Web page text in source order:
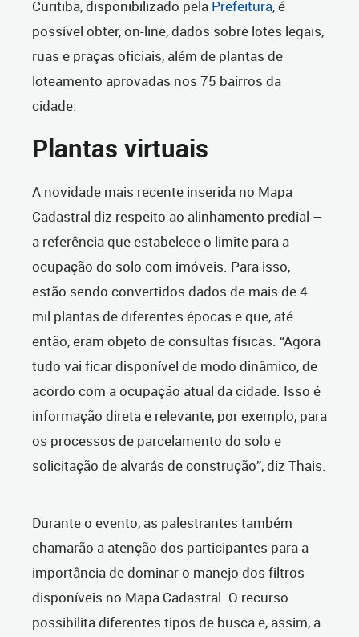
Curitiba, disponibilizado pela Prefeitura, é
possível obter, on-line, dados sobre lotes legais,
ruas e praças oficiais, além de plantas de
loteamento aprovadas nos 75 bairros da
cidade.
Plantas virtuais
A novidade mais recente inserida no Mapa
Cadastral diz respeito ao alinhamento predial –
a referência que estabelece o limite para a
ocupação do solo com imóveis. Para isso,
estão sendo convertidos dados de mais de 4
mil plantas de diferentes épocas e que, até
então, eram objeto de consultas físicas. “Agora
tudo vai ficar disponível de modo dinâmico, de
acordo com a ocupação atual da cidade. Isso é
informação direta e relevante, por exemplo, para
os processos de parcelamento do solo e
solicitação de alvarás de construção”, diz Thais.
Durante o evento, as palestrantes também
chamarão a atenção dos participantes para a
importância de dominar o manejo dos filtros
disponíveis no Mapa Cadastral. O recurso
possibilita diferentes tipos de busca e, assim, a